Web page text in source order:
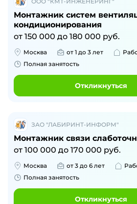
Монтажник систем
кондиционирования
от 150 000 до 180 000 руб.
Москва от 1 до 3 лет
Полная занятость
Откликнуться
ЗАО "ЛАБИРИНТ-ИНФОРМ"
Монтажник связи
от 100 000 до 170 000 руб.
Москва от 3 до 6 лет
Полная занятость
Откликнуться